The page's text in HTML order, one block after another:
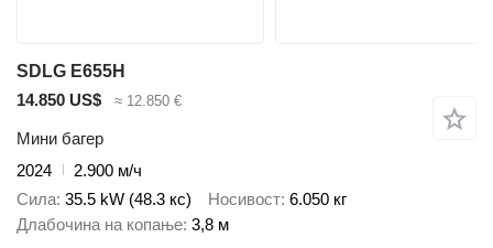
SDLG E655H
14.850 US$
≈ 12.850 €
Мини багер
2024
2.900 м/ч
Сила 35.5 kW (48.3 кс) Носивост 6.050 кг
Длабочина на копање 3,8 м